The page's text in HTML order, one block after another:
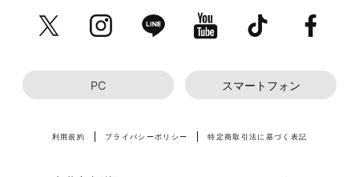
PC スマートフォン
利用規約 プライバシーポリシー 特定商取引法に基づく表記